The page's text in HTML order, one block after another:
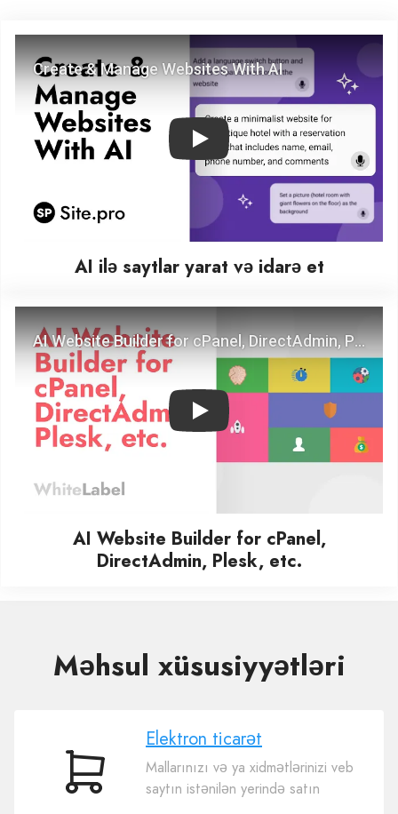
Play
AI ilə saytlar yarat və idarə et
Play
AI Website Builder for cPanel,
DirectAdmin, Plesk, etc.
Məhsul xüsusiyyətləri
Elektron
Elektron ticarət
Mallarınızı və ya xidmətlərinizi veb
saytın istənilən yerində satın